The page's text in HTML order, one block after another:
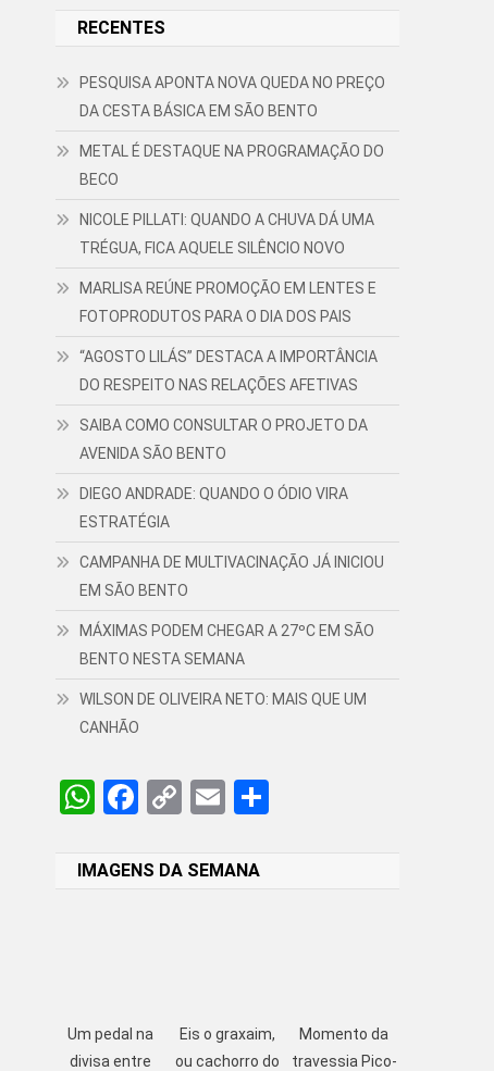
RECENTES
PESQUISA APONTA NOVA QUEDA NO PREÇO
DA CESTA BÁSICA EM SÃO BENTO
METAL É DESTAQUE NA PROGRAMAÇÃO DO
BECO
NICOLE PILLATI: QUANDO A CHUVA DÁ UMA
TRÉGUA, FICA AQUELE SILÊNCIO NOVO
MARLISA REÚNE PROMOÇÃO EM LENTES E
FOTOPRODUTOS PARA O DIA DOS PAIS
“AGOSTO LILÁS” DESTACA A IMPORTÂNCIA
DO RESPEITO NAS RELAÇÕES AFETIVAS
SAIBA COMO CONSULTAR O PROJETO DA
AVENIDA SÃO BENTO
DIEGO ANDRADE: QUANDO O ÓDIO VIRA
ESTRATÉGIA
CAMPANHA DE MULTIVACINAÇÃO JÁ INICIOU
EM SÃO BENTO
MÁXIMAS PODEM CHEGAR A 27ºC EM SÃO
BENTO NESTA SEMANA
WILSON DE OLIVEIRA NETO: MAIS QUE UM
CANHÃO
WhatsApp
Facebook
CopyEmail
IMAGENS DA SEMANA
Um pedal na
divisa entre
Eis o graxaim,
ou cachorro do
Momento da
travessia Pico-